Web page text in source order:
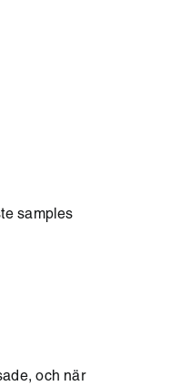
samples
och när